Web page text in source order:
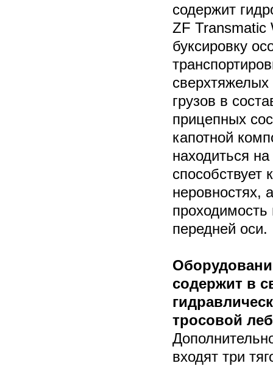
содержит
ZF Transmatic
буксировку
сверхтяжелых
грузов в
прицепных
капотной
находиться
неровностях,
проходимость
передней оси.
содержит в
тросовой
входят три